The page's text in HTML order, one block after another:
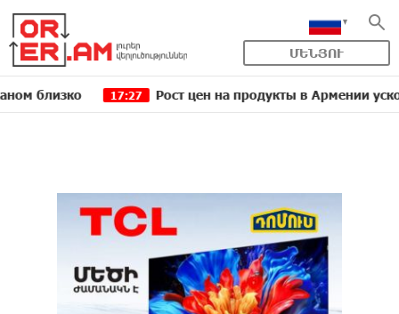
ՄԵՆՅՈՒ
17:27 Рост цен на продукты в Армении ускорился